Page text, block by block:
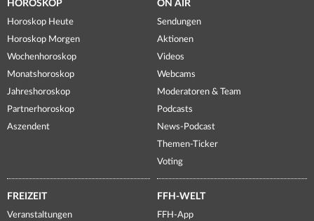
HOROSKOP
Horoskop Heute
Horoskop Morgen
Wochenhoroskop
Monatshoroskop
Jahreshoroskop
Partnerhoroskop
Aszendent
ON AIR
Sendungen
Aktionen
Videos
Webcams
Moderatoren & Team
Podcasts
News-Podcast
Themen-Ticker
Voting
FREIZEIT
Veranstaltungen
FFH-WELT
FFH-App